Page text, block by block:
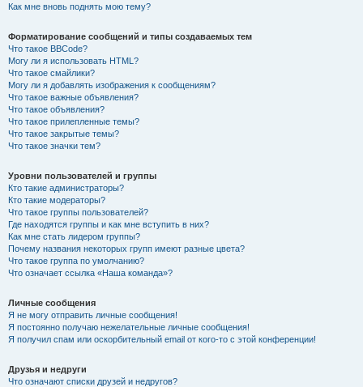
Как мне вновь поднять мою тему?
Форматирование сообщений и типы создаваемых тем
Что такое BBCode?
Могу ли я использовать HTML?
Что такое смайлики?
Могу ли я добавлять изображения к сообщениям?
Что такое важные объявления?
Что такое объявления?
Что такое прилепленные темы?
Что такое закрытые темы?
Что такое значки тем?
Уровни пользователей и группы
Кто такие администраторы?
Кто такие модераторы?
Что такое группы пользователей?
Где находятся группы и как мне вступить в них?
Как мне стать лидером группы?
Почему названия некоторых групп имеют разные цвета?
Что такое группа по умолчанию?
Что означает ссылка «Наша команда»?
Личные сообщения
Я не могу отправить личные сообщения!
Я постоянно получаю нежелательные личные сообщения!
Я получил спам или оскорбительный email от кого-то с этой конференции!
Друзья и недруги
Что означают списки друзей и недругов?